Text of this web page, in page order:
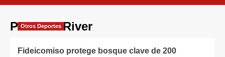
Pleasant River
Otros Deportes
Fideicomiso protege bosque clave de 200